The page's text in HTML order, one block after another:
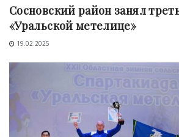
Сосновский район занял
«Уральской метелице»
19.02.2025